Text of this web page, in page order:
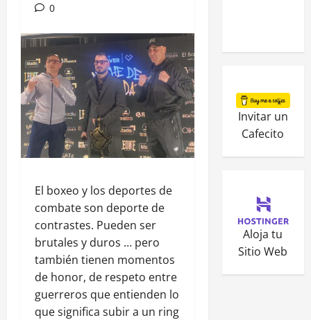
0
El boxeo y los deportes de
combate son deporte de
contrastes. Pueden ser
brutales y duros … pero
también tienen momentos
de honor, de respeto entre
guerreros que entienden lo
que significa subir a un ring
Invitar un
Cafecito
Aloja tu
Sitio Web